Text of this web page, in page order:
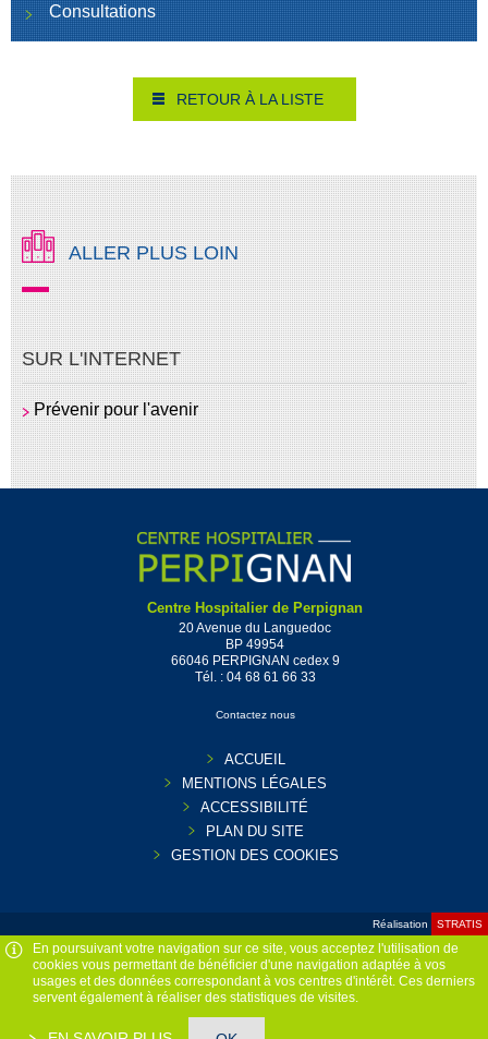
En poursuivant votre navigation sur ce site, vous acceptez l'utilisation de
cookies vous permettant de bénéficier d'une navigation adaptée à vos
usages et des données correspondant à vos centres d'intérêt. Ces derniers
servent également à réaliser des statistiques de visites.
Consultations
RETOUR À LA LISTE
ALLER PLUS LOIN
SUR L'INTERNET
Prévenir pour l'avenir
Centre Hospitalier de Perpignan
20 Avenue du Languedoc
BP 49954
66046 PERPIGNAN cedex 9
Tél. : 04 68 61 66 33
Contactez nous
ACCUEIL
MENTIONS LÉGALES
ACCESSIBILITÉ
PLAN DU SITE
GESTION DES COOKIES
Réalisation STRATIS